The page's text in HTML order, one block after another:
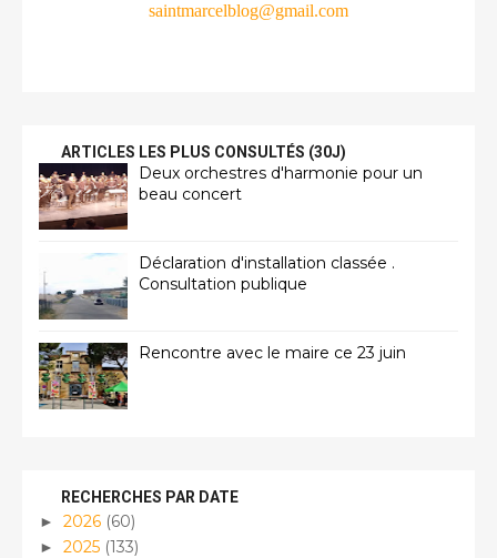
saintmarcelblog@gmail.com
ARTICLES LES PLUS CONSULTÉS (30J)
Deux orchestres d'harmonie pour un
beau concert
Déclaration d'installation classée .
Consultation publique
Rencontre avec le maire ce 23 juin
RECHERCHES PAR DATE
► 2026 (60)
► 2025 (133)